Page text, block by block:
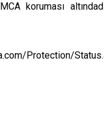
koruması